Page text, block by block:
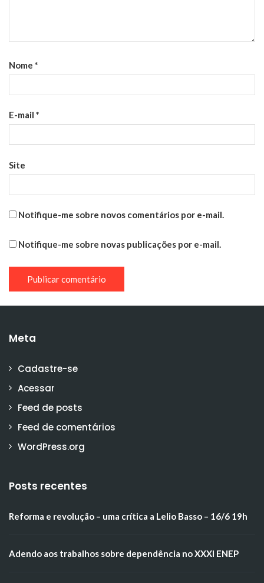
Nome *
E-mail *
Site
Notifique-me sobre novos comentários por e-mail.
Notifique-me sobre novas publicações por e-mail.
Meta
Cadastre-se
Acessar
Feed de posts
Feed de comentários
WordPress.org
Posts recentes
Reforma e revolução – uma crítica a Lelio Basso – 16/6 19h
Adendo aos trabalhos sobre dependência no XXXI ENEP